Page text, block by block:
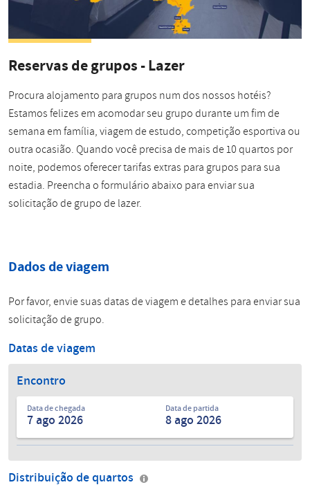
Reservas de grupos - Lazer
Procura alojamento para grupos num dos nossos hotéis?
Estamos felizes em acomodar seu grupo durante um fim de
semana em família, viagem de estudo, competição esportiva ou
outra ocasião. Quando você precisa de mais de 10 quartos por
noite, podemos oferecer tarifas extras para grupos para sua
estadia. Preencha o formulário abaixo para enviar sua
solicitação de grupo de lazer.
Dados de viagem
Por favor, envie suas datas de viagem e detalhes para enviar sua
solicitação de grupo.
Datas de viagem
Encontro
Data de chegada Data de partida
Distribuição de quartos